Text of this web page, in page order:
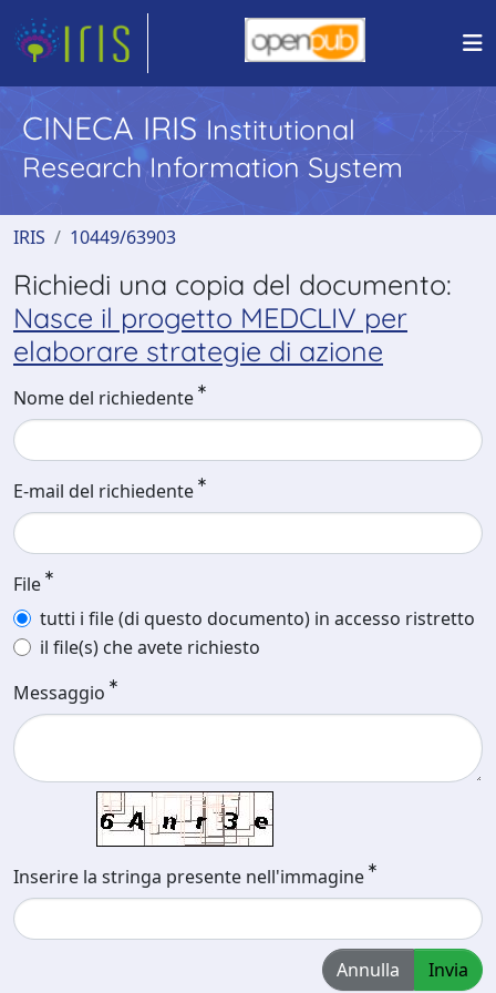
CINECA IRIS Institutional
Research Information System
IRIS 10449/63903
Richiedi una copia del documento:
Nasce il progetto MEDCLIV per
elaborare strategie di azione
Nome del richiedente
E-mail del richiedente
File
tutti i file (di questo documento) in accesso ristretto
il file(s) che avete richiesto
Messaggio
Inserire la stringa presente nell'immagine
Annulla Invia